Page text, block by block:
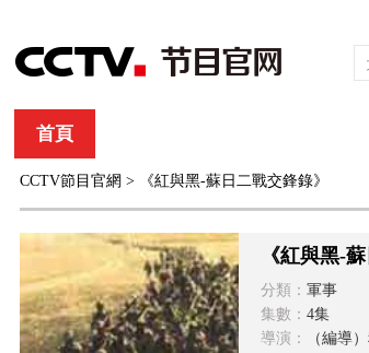
首頁
綜合 新聞 財經 綜藝 中文國際 體育
CCTV節目官網 > 《紅與黑-蘇日二戰交鋒錄》
《紅與黑-
分類： 軍事
集數： 4集
導演：
（編導